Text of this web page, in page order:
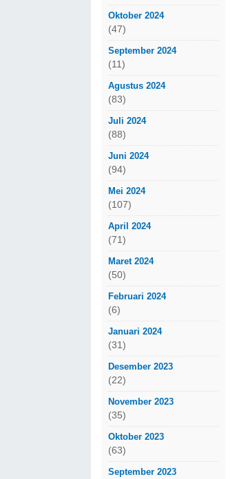
Oktober 2024
(47)
September 2024
(11)
Agustus 2024
(83)
Juli 2024
(88)
Juni 2024
(94)
Mei 2024
(107)
April 2024
(71)
Maret 2024
(50)
Februari 2024
(6)
Januari 2024
(31)
Desember 2023
(22)
November 2023
(35)
Oktober 2023
(63)
September 2023